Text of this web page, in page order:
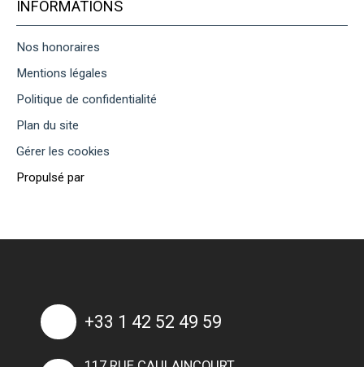
INFORMATIONS
Nos honoraires
Mentions légales
Politique de confidentialité
Plan du site
Gérer les cookies
Propulsé par
+33 1 42 52 49 59